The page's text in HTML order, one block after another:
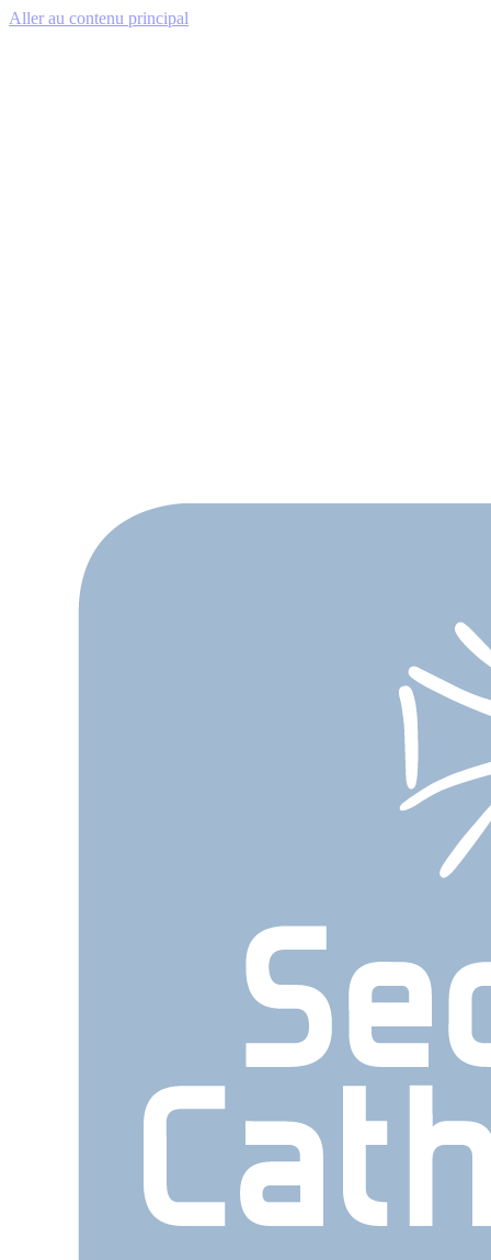
Aller au contenu principal